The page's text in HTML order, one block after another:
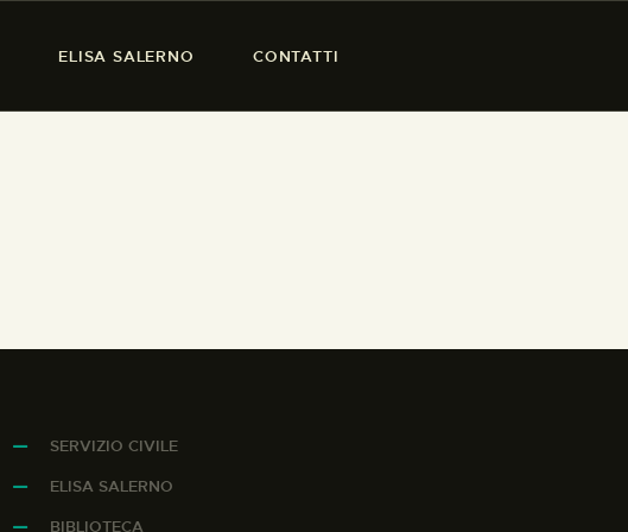
ELISA SALERNO CONTATTI
SERVIZIO CIVILE
ELISA SALERNO
BIBLIOTECA